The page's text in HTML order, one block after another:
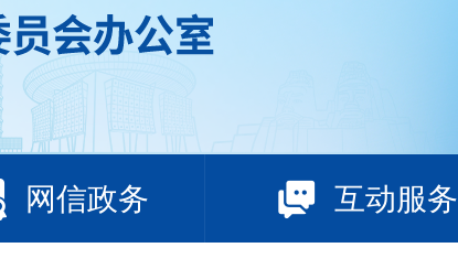
网信政务 互动服务